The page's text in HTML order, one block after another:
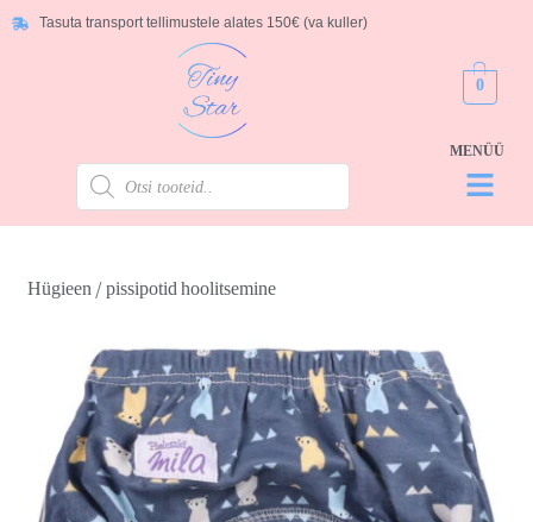
Tasuta transport tellimustele alates 150€ (va kuller)
0
Hügieen/pissipotid hoolitsemine